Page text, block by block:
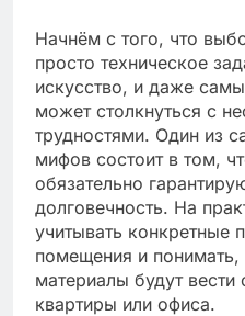
Начнём с того, что
просто техническое
искусство, и даже
может столкнуться с
трудностями. Один из
мифов состоит в том,
обязательно
долговечность. На
учитывать конкретные
помещения и понимать,
материалы будут
квартиры или офиса.